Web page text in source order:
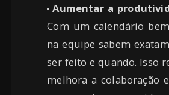
Aumentar a
Com um calendário
na equipe sabem
ser feito e quando. Isso
melhora a colaboração